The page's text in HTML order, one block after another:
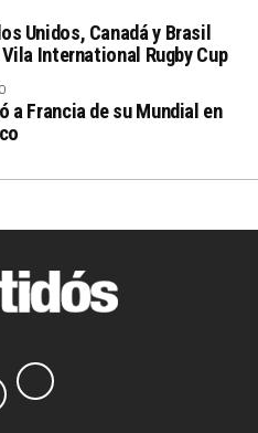
Unidos, Canadá y Brasil
International Rugby Cup
a Francia de su Mundial en